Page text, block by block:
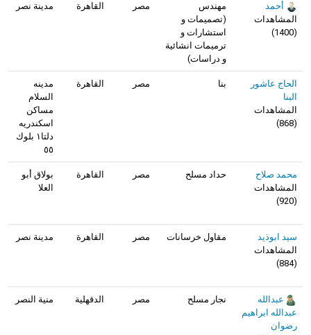
أحمد
المشاهدات
(
1400
)
مهندس
(تصميمات و
استشارات و
ترميمات انشائية
و دراسات)
مصر القاهرة مدينة نصر
الحاج عاشور
البنا
المشاهدات
(
868
)
بنا مصر القاهرة
مدينه
السلام
مساكن
اسكندريه
دلتا١ بلوك
٥٥
محمد صلاح
المشاهدات
(
920
)
حداد مسلح مصر القاهرة
بولاق أبو
العلا
سيد ابوذيد
المشاهدات
(
884
)
مقاول خرسانات مصر القاهرة مدينة نصر
عبدالله
عبدالله ابراهيم
رضوان
نجار مسلح مصر الدقهلية منية النصر